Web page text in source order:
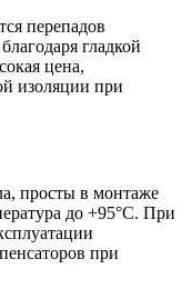
перепадов
гладкой
цена,
изоляции при
просты в монтаже
до +95°C. При
при